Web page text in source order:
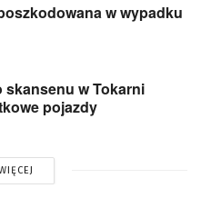
w wypadku
skansenu w Tokarni
pojazdy